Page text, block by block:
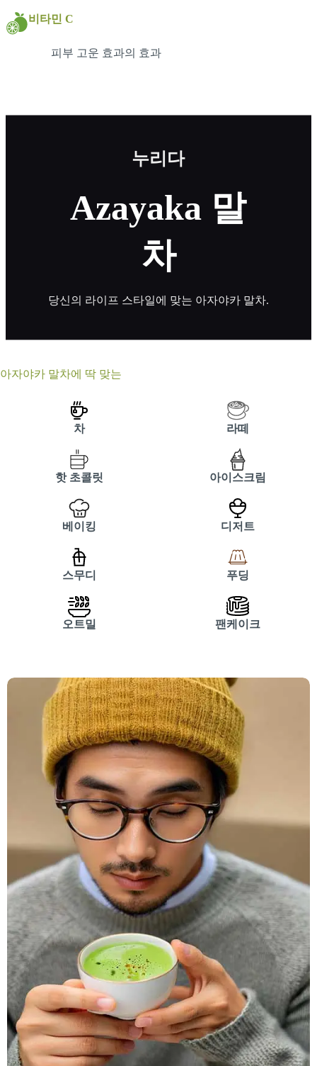
비타민 C
피부 고운 효과의 효과
누리다
Azayaka 말
차
당신의 라이프 스타일에 맞는 아자야카 말차.
아자야카 말차에 딱 맞는
차 라떼
핫 초콜릿 아이스크림
베이킹 디저트
스무디 푸딩
오트밀 팬케이크